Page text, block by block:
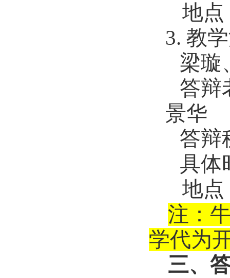
地点
3. 教
梁璇
答辩
景华
答辩
具体
地点
注：
学代为
三、